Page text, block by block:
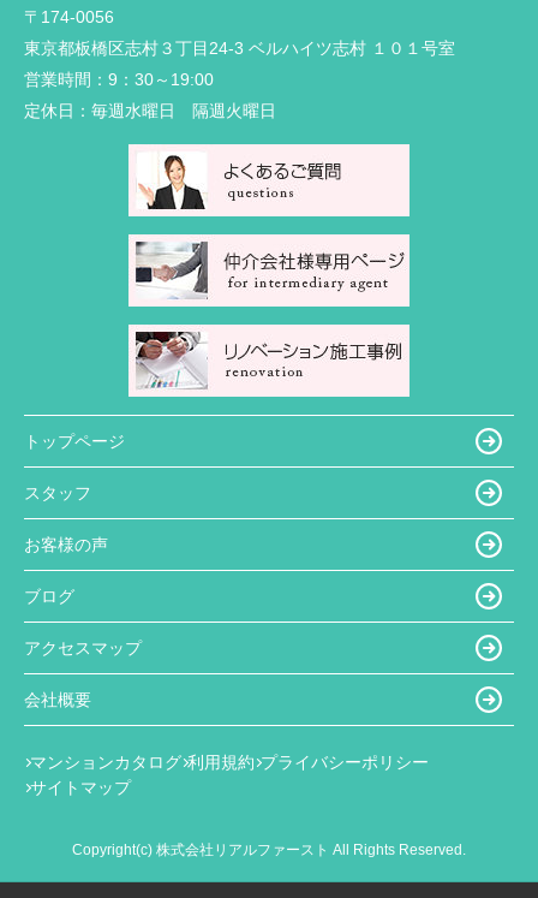
〒174-0056
東京都板橋区志村３丁目24-3 ベルハイツ志村 １０１号室
営業時間： 9：30～19:00
定休日： 毎週水曜日 隔週火曜日
トップページ
スタッフ
お客様の声
ブログ
アクセスマップ
会社概要
マンションカタログ 利用規約 プライバシーポリシー
サイトマップ
Copyright(c) 株式会社リアルファースト All Rights Reserved.